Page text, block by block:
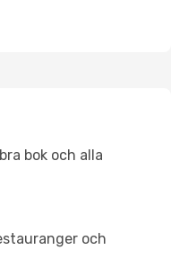
bok och alla
och